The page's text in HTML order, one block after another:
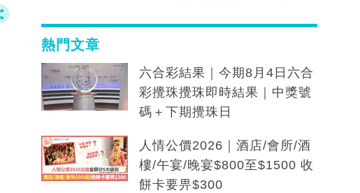
熱門文章
六合彩結果｜今期8月4日六合
彩攪珠攪珠即時結果｜中獎號
碼＋下期攪珠日
人情公價2026｜酒店/會所/酒
樓/午宴/晚宴$800至$1500 收
餅卡要畀$300